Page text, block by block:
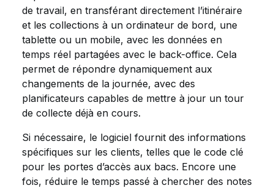
de travail, en transférant directement l’itinéraire
et les collections à un ordinateur de bord, une
tablette ou un mobile, avec les données en
temps réel partagées avec le back-office. Cela
permet de répondre dynamiquement aux
changements de la journée, avec des
planificateurs capables de mettre à jour un tour
de collecte déjà en cours.
Si nécessaire, le logiciel fournit des informations
spécifiques sur les clients, telles que le code clé
pour les portes d’accès aux bacs. Encore une
fois, réduire le temps passé à chercher des notes